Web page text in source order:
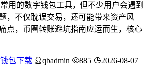
用的数字钱包工具，但不少用户会遇到
，不仅耽误交易，还可能带来资产风
点，币圈转账避坑指南应运而生，核心
包下载 qbadmin 885 2026-08-07